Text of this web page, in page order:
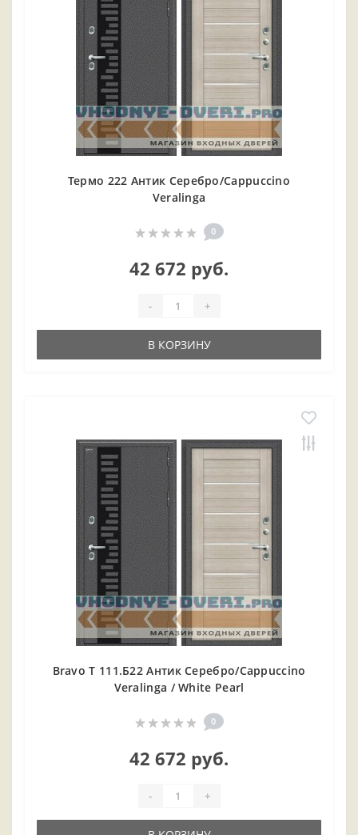
Термо 222 Антик Серебро/Cappuccino
Veralinga
0
42 672 руб.
- +
В КОРЗИНУ
Bravo T 111.Б22 Антик Серебро/Cappuccino
Veralinga / White Pearl
0
42 672 руб.
- +